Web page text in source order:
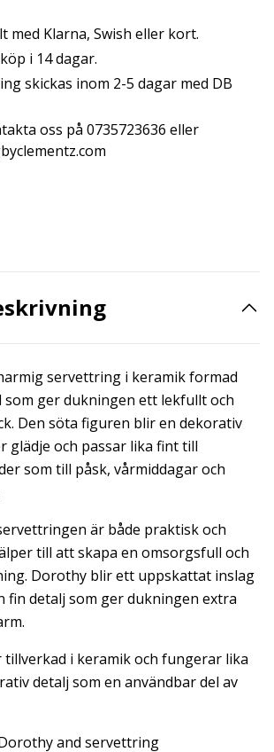
med Klarna, Swish eller kort.
i 14 dagar.
skickas inom 2-5 dagar med DB
oss på 0735723636 eller
servettring i keramik formad
som ger dukningen ett lekfullt och
Den söta figuren blir en dekorativ
glädje och passar lika fint till
som till påsk, vårmiddagar och
är både praktisk och
till att skapa en omsorgsfull och
Dorothy blir ett uppskattat inslag
fin detalj som ger dukningen extra
i keramik och fungerar lika
detalj som en användbar del av
and servettring